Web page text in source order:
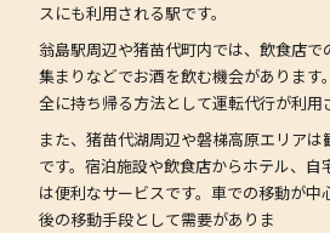
スにも利用される駅です。
翁島駅周辺や猪苗代町内では、飲食店で
集まりなどでお酒を飲む機会があります
全に持ち帰る方法として運転代行が利用
また、猪苗代湖周辺や磐梯高原エリア
です。宿泊施設や飲食店からホテル、
は便利なサービスです。車での移動が中
後の移動手段として需要がありま